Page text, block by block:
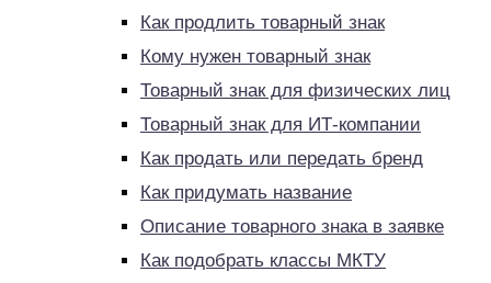
Как продлить товарный знак
Кому нужен товарный знак
Товарный знак для физических лиц
Товарный знак для ИТ-компании
Как продать или передать бренд
Как придумать название
Описание товарного знака в заявке
Как подобрать классы МКТУ